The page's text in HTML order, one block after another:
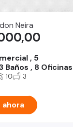
Neira
, 5
Baños , 8 Oficinas
10 3